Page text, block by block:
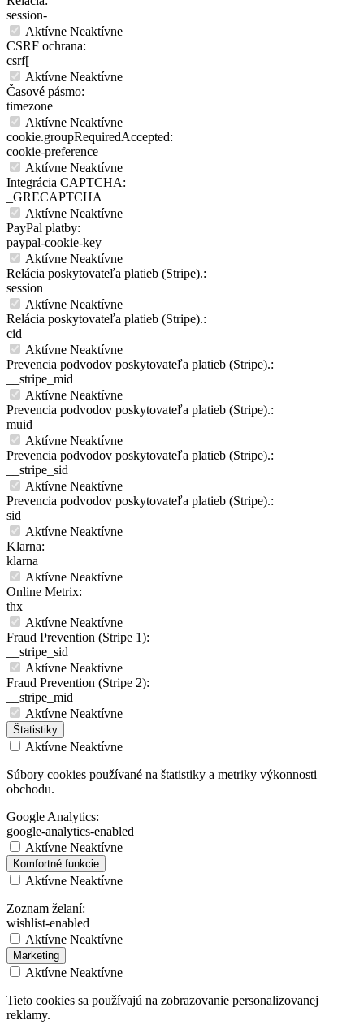
session-
Aktívne Neaktívne
CSRF ochrana:
csrf[
Aktívne Neaktívne
Časové pásmo:
timezone
Aktívne Neaktívne
cookie.groupRequiredAccepted:
cookie-preference
Aktívne Neaktívne
Integrácia CAPTCHA:
_GRECAPTCHA
Aktívne Neaktívne
PayPal platby:
paypal-cookie-key
Aktívne Neaktívne
Relácia poskytovateľa platieb (Stripe).:
session
Aktívne Neaktívne
Relácia poskytovateľa platieb (Stripe).:
cid
Aktívne Neaktívne
Prevencia podvodov poskytovateľa platieb (Stripe).:
__stripe_mid
Aktívne Neaktívne
Prevencia podvodov poskytovateľa platieb (Stripe).:
muid
Aktívne Neaktívne
Prevencia podvodov poskytovateľa platieb (Stripe).:
__stripe_sid
Aktívne Neaktívne
Prevencia podvodov poskytovateľa platieb (Stripe).:
sid
Aktívne Neaktívne
Klarna:
klarna
Aktívne Neaktívne
Online Metrix:
thx_
Aktívne Neaktívne
Fraud Prevention (Stripe 1):
__stripe_sid
Aktívne Neaktívne
Fraud Prevention (Stripe 2):
__stripe_mid
Aktívne Neaktívne
Štatistiky
Aktívne Neaktívne
Súbory cookies používané na štatistiky a metriky výkonnosti
obchodu.
Google Analytics:
google-analytics-enabled
Aktívne Neaktívne
Komfortné funkcie
Aktívne Neaktívne
Zoznam želaní:
wishlist-enabled
Aktívne Neaktívne
Marketing
Aktívne Neaktívne
Tieto cookies sa používajú na zobrazovanie personalizovanej
reklamy.